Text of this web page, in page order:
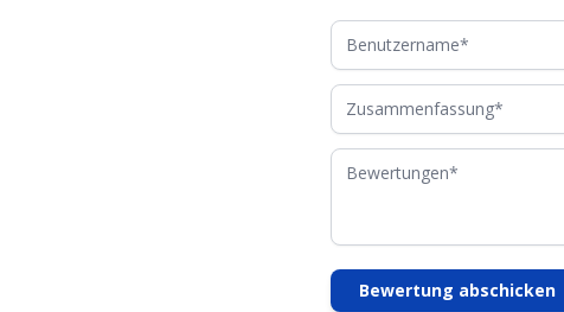
Benutzername
Zusammenfassung
Bewertungen
Bewertung abschicken